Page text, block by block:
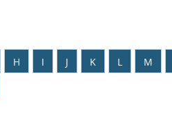
H I J K L M